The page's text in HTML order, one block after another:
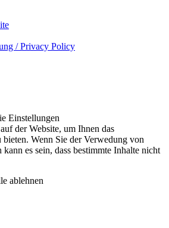
/ Privacy Policy
Einstellungen
der Website, um Ihnen das
Wenn Sie der Verwedung von
es sein, dass bestimmte Inhalte nicht
ablehnen